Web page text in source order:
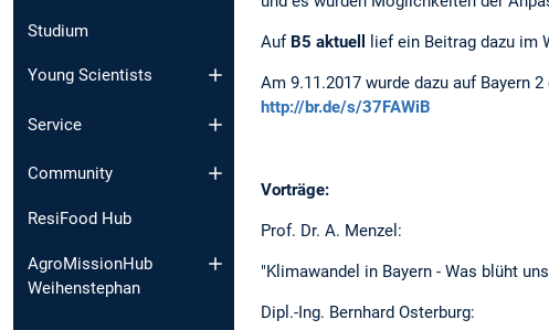
Studium
Young Scientists
Service
Community
ResiFood Hub
AgroMissionHub
Weihenstephan
Auf B5 aktuell lief ein Beitrag dazu im
Am 9.11.2017 wurde dazu auf Bayern
http://br.de/s/37FAWiB
Vorträge:
Prof. Dr. A. Menzel:
"Klimawandel in Bayern - Was blüht
Dipl.-Ing. Bernhard Osterburg: